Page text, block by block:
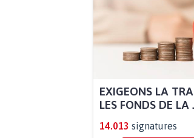
EXIGEONS LA
LES FONDS DE LA
14.013 signatures